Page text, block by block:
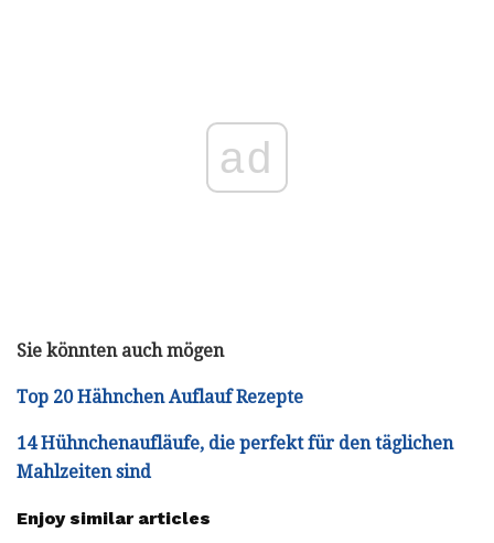
ad
Sie könnten auch mögen
Top 20 Hähnchen Auflauf Rezepte
14 Hühnchenaufläufe, die perfekt für den täglichen
Mahlzeiten sind
Enjoy similar articles